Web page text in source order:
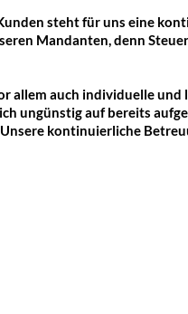
steht für uns eine
Mandanten, denn
allem auch individuelle
ungünstig auf bereits
kontinuierliche